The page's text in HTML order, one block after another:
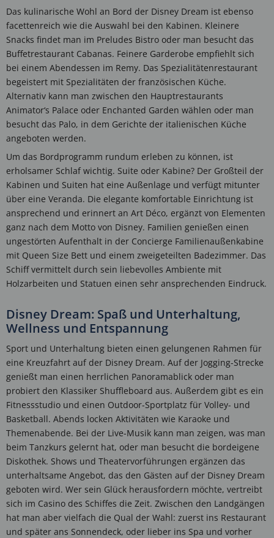
Das kulinarische Wohl an Bord der Disney Dream ist ebenso
facettenreich wie die Auswahl bei den Kabinen. Kleinere
Snacks findet man im Preludes Bistro oder man besucht das
Buffetrestaurant Cabanas. Feinere Garderobe empfiehlt sich
bei einem Abendessen im Remy. Das Spezialitätenrestaurant
begeistert mit Spezialitäten der französischen Küche.
Alternativ kann man zwischen den Hauptrestaurants
Animator‘s Palace oder Enchanted Garden wählen oder man
besucht das Palo, in dem Gerichte der italienischen Küche
angeboten werden.
Um das Bordprogramm rundum erleben zu können, ist
erholsamer Schlaf wichtig. Suite oder Kabine? Der Großteil der
Kabinen und Suiten hat eine Außenlage und verfügt mitunter
über eine Veranda. Die elegante komfortable Einrichtung ist
ansprechend und erinnert an Art Déco, ergänzt von Elementen
ganz nach dem Motto von Disney. Familien genießen einen
ungestörten Aufenthalt in der Concierge Familienaußenkabine
mit Queen Size Bett und einem zweigeteilten Badezimmer. Das
Schiff vermittelt durch sein liebevolles Ambiente mit
Holzarbeiten und Statuen einen sehr ansprechenden Eindruck.
Disney Dream: Spaß und Unterhaltung,
Wellness und Entspannung
Sport und Unterhaltung bieten einen gelungenen Rahmen für
eine Kreuzfahrt auf der Disney Dream. Auf der Jogging-Strecke
genießt man einen herrlichen Panoramablick oder man
probiert den Klassiker Shuffleboard aus. Außerdem gibt es ein
Fitnessstudio und einen Outdoor-Sportplatz für Volley- und
Basketball. Abends locken Aktivitäten wie Karaoke und
Themenabende. Bei der Live-Musik kann man zeigen, was man
beim Tanzkurs gelernt hat, oder man besucht die bordeigene
Diskothek. Shows und Theatervorführungen ergänzen das
unterhaltsame Angebot, das den Gästen auf der Disney Dream
geboten wird. Wer sein Glück herausfordern möchte, vertreibt
sich im Casino des Schiffes die Zeit. Zwischen den Landgängen
hat man aber vielfach die Qual der Wahl: zuerst ins Restaurant
und später ans Sonnendeck, oder lieber ins Spa und vorher